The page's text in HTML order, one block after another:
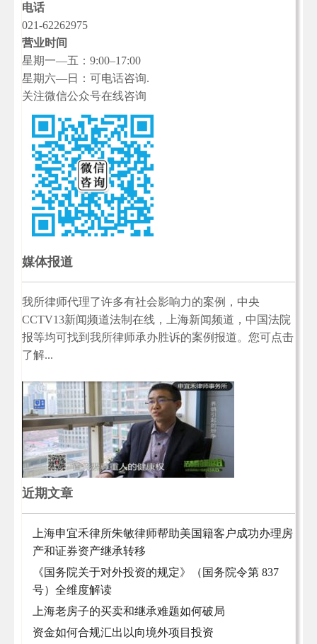
电话
021-62262975
营业时间
星期一—五：9:00–17:00
星期六—日：可电话咨询.
关注微信公众号在线咨询
媒体报道
我所律师代理了许多有社会影响力的案例，中央
CCTV13新闻频道法制在线，上海新闻频道，中国法院
报等均可找到我所律师承办胜诉的案例报道。您可点击
了解...
近期文章
上海申宜禾律所朱敏律师帮助美国籍客户成功办理房
产和证券资产继承转移
《国务院关于对外投资的规定》（国务院令第 837
号）全维度解读
上海老房子的买卖和继承难题如何破局
资金如何合规汇出以向境外项目投资